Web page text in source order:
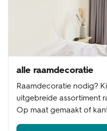
alle raamdecoratie
Raamdecoratie nodig?
uitgebreide assortiment
Op maat gemaakt of